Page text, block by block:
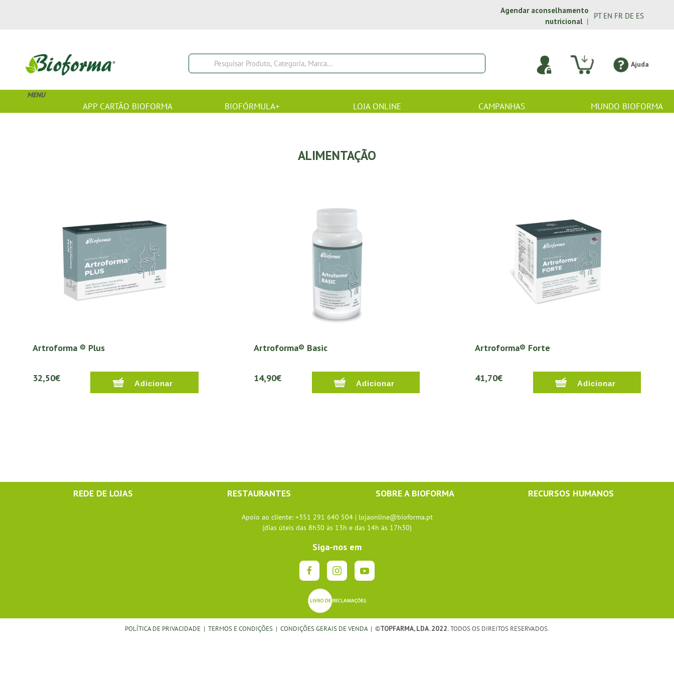
Agendar aconselhamento
nutricional |
PT EN FR DE ES
Ajuda
MENU
APP CARTÃO BIOFORMA BIOFÓRMULA+ LOJA ONLINE CAMPANHAS MUNDO BIOFORMA
ALIMENTAÇÃO
Artroforma ® Plus
32,50€
Artroforma® Basic
14,90€
Artroforma® Forte
41,70€
REDE DE LOJAS RESTAURANTES SOBRE A BIOFORMA RECURSOS HUMANOS
Apoio ao cliente: +351 291 640 504 | lojaonline@bioforma.pt
(dias úteis das 8h30 às 13h e das 14h às 17h30)
Siga-nos em
POLÍTICA DE PRIVACIDADE | TERMOS E CONDIÇÕES | CONDIÇÕES GERAIS DE VENDA | ©TOPFARMA, LDA. 2022.TODOS OS DIREITOS RESERVADOS.